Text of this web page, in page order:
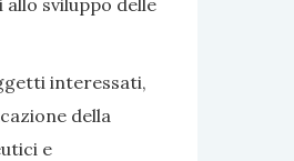
sviluppo delle
interessati,
della
e